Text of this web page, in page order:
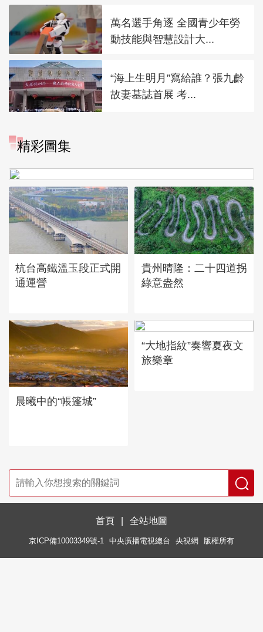
萬名選手角逐 全國青少年勞
動技能與智慧設計大...
“海上生明月”寫給誰？張九齡
故妻墓誌首展 考...
精彩圖集
杭台高鐵溫玉段正式開
通運營
貴州晴隆：二十四道拐
綠意盎然
晨曦中的“帳篷城”
“大地指紋”奏響夏夜文
旅樂章
首頁 全站地圖
京ICP備10003349號-1 中央廣播電視總台 央視網 版權所有